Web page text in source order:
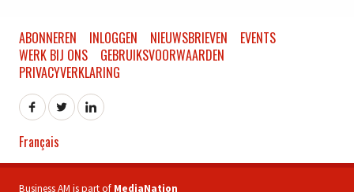
ABONNEREN INLOGGEN NIEUWSBRIEVEN
EVENTS
WERK BIJ ONS
GEBRUIKSVOORWAARDEN
PRIVACYVERKLARING
Français
Business AM is part of MediaNation